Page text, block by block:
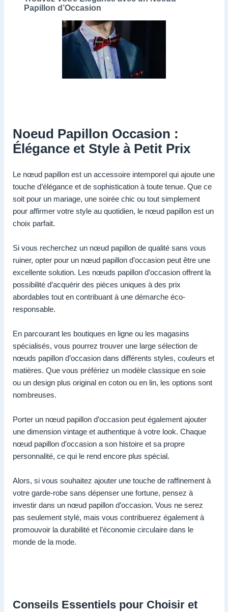
Papillon d’Occasion
Noeud Papillon Occasion :
Élégance et Style à Petit Prix
Le nœud papillon est un accessoire intemporel qui ajoute une
touche d’élégance et de sophistication à toute tenue. Que ce
soit pour un mariage, une soirée chic ou tout simplement
pour affirmer votre style au quotidien, le nœud papillon est un
choix parfait.
Si vous recherchez un nœud papillon de qualité sans vous
ruiner, opter pour un nœud papillon d’occasion peut être une
excellente solution. Les nœuds papillon d’occasion offrent la
possibilité d’acquérir des pièces uniques à des prix
abordables tout en contribuant à une démarche éco-
responsable.
En parcourant les boutiques en ligne ou les magasins
spécialisés, vous pourrez trouver une large sélection de
nœuds papillon d’occasion dans différents styles, couleurs et
matières. Que vous préfériez un modèle classique en soie
ou un design plus original en coton ou en lin, les options sont
nombreuses.
Porter un nœud papillon d’occasion peut également ajouter
une dimension vintage et authentique à votre look. Chaque
nœud papillon d’occasion a son histoire et sa propre
personnalité, ce qui le rend encore plus spécial.
Alors, si vous souhaitez ajouter une touche de raffinement à
votre garde-robe sans dépenser une fortune, pensez à
investir dans un nœud papillon d’occasion. Vous ne serez
pas seulement stylé, mais vous contribuerez également à
promouvoir la durabilité et l’économie circulaire dans le
monde de la mode.
Conseils Essentiels pour Choisir et